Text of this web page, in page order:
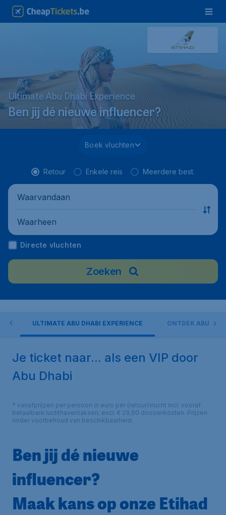
Ultimate Abu Dhabi Experience
Ben jij dé nieuwe influencer?
Boek vluchten
Retour Enkele reis Meerdere best.
Waarvandaan
Waarheen
Directe vluchten
Zoeken
ULTIMATE ABU DHABI EXPERIENCE ONTDEK ABU
Je ticket naar... als een VIP door
Abu Dhabi
* vanafprijzen per persoon in euro per (retour)vlucht incl. vooraf
betaalbare luchthaventaksen, excl. € 29,90 dossierkosten. Prijzen
onder voorbehoud van beschikbaarheid.
Ben jij dé nieuwe
influencer?
Maak kans op onze Etihad